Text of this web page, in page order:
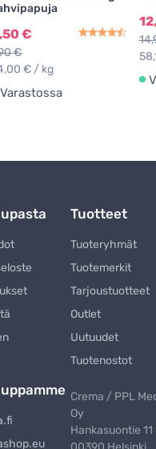
€
€
€ / kg
Varastossa
Tuotteet
Tuoteryhmät
Tuotemerkit
Tarjoustuotteet
Outlet
Uutuudet
Tuotenostot
Crema / PPL
Oy
Hankasuontie 11